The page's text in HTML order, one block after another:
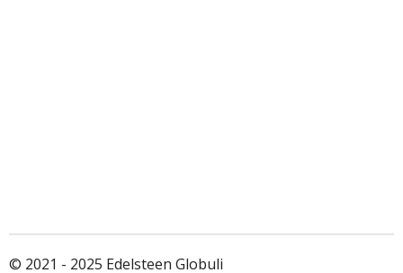
© 2021 - 2025 Edelsteen Globuli